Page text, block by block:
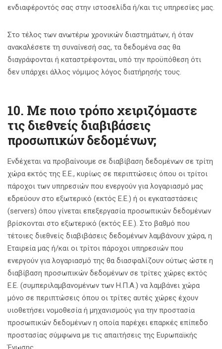
ενδιαφέροντός σας στην ιστοσελίδα ή/και τις υπηρεσίες μας.
Στο τέλος των ανωτέρω χρονικών διαστημάτων, ή όταν
ανακαλέσετε τη συναίνεσή σας, τα δεδομένα σας θα
διαγράφονται ή καταστρέφονται, υπό την προϋπόθεση ότι
δεν υπάρχει άλλος νόμιμος λόγος διατήρησής τους.
10. Με ποιο τρόπο χειριζόμαστε
τις διεθνείς διαβιβάσεις
προσωπικών δεδομένων;
Ενδέχεται να προβαίνουμε σε διαβίβαση δεδομένων σε τρίτη
χώρα εκτός της Ε.Ε., κυρίως σε περιπτώσεις όπου οι τρίτοι
πάροχοι των υπηρεσιών που ενεργούν για λογαριασμό μας
εδρεύουν στο εξωτερικό (εκτός Ε.Ε.) ή οι εγκαταστάσεις
(servers) όπου γίνεται επεξεργασία προσωπικών δεδομένων
βρίσκονται στο εξωτερικό (εκτός Ε.Ε.). Στο βαθμό που
τέτοιες διεθνείς διαβιβάσεις δεδομένων λαμβάνουν χώρα, η
Εταιρεία μας ή/και οι τρίτοι πάροχοι υπηρεσιών που
ενεργούν για λογαριασμό της θα διασφαλίζουν ούτως ώστε η
διαβίβαση προσωπικών δεδομένων σε τρίτες χώρες εκτός
Ε.Ε. (συμπεριλαμβανομένων των Η.Π.Α.) να λαμβάνει χώρα
μόνο σε περιπτώσεις όπου οι τρίτες αυτές χώρες έχουν
υιοθετήσει νομοθεσία ή μηχανισμούς για την προστασία
προσωπικών δεδομένων η οποία παρέχει επαρκές επίπεδο
προστασίας σύμφωνα με τις απαιτήσεις της Ευρωπαϊκής